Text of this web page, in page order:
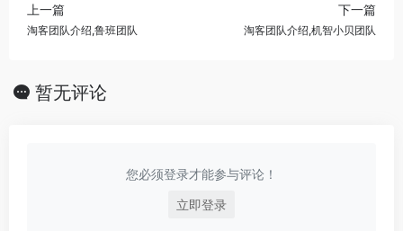
上一篇
淘客团队介绍,鲁班团队
下一篇
淘客团队介绍,机智小贝团队
暂无评论
您必须登录才能参与评论！
立即登录